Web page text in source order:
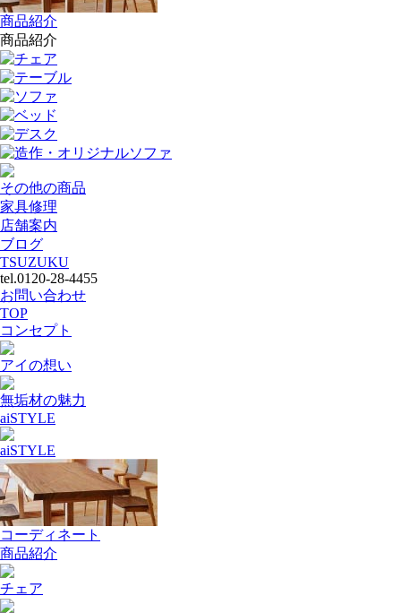
商品紹介
商品紹介
チェア
テーブル
ソファ
ベッド
デスク
造作・オリジナルソファ
その他の商品
家具修理
店舗案内
ブログ
TSUZUKU
tel.0120-28-4455
お問い合わせ
TOP
コンセプト
アイの想い
無垢材の魅力
aiSTYLE
aiSTYLE
コーディネート
商品紹介
チェア